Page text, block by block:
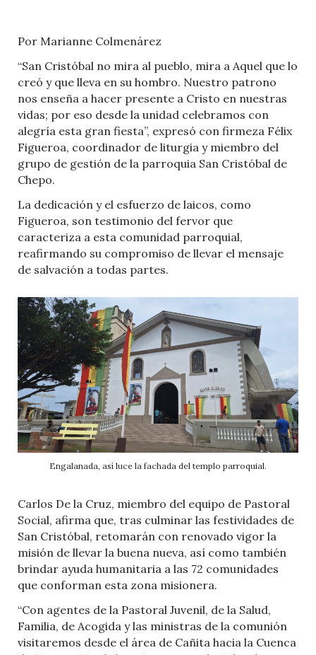
Por Marianne Colmenárez
“San Cristóbal no mira al pueblo, mira a Aquel que lo
creó y que lleva en su hombro. Nuestro patrono
nos enseña a hacer presente a Cristo en nuestras
vidas; por eso desde la unidad celebramos con
alegría esta gran fiesta”, expresó con firmeza Félix
Figueroa, coordinador de liturgia y miembro del
grupo de gestión de la parroquia San Cristóbal de
Chepo.
La dedicación y el esfuerzo de laicos, como
Figueroa, son testimonio del fervor que
caracteriza a esta comunidad parroquial,
reafirmando su compromiso de llevar el mensaje
de salvación a todas partes.
Engalanada, así luce la fachada del templo parroquial.
Carlos De la Cruz, miembro del equipo de Pastoral
Social, afirma que, tras culminar las festividades de
San Cristóbal, retomarán con renovado vigor la
misión de llevar la buena nueva, así como también
brindar ayuda humanitaria a las 72 comunidades
que conforman esta zona misionera.
“Con agentes de la Pastoral Juvenil, de la Salud,
Familia, de Acogida y las ministras de la comunión
visitaremos desde el área de Cañita hacia la Cuenca